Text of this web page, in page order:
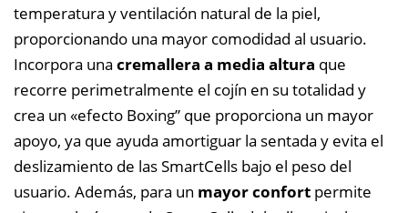
temperatura y ventilación natural de la piel,
proporcionando una mayor comodidad al usuario.
Incorpora una cremallera a media altura que
recorre perimetralmente el cojín en su totalidad y
crea un «efecto Boxing” que proporciona un mayor
apoyo, ya que ayuda amortiguar la sentada y evita el
deslizamiento de las SmartCells bajo el peso del
usuario. Además, para un mayor confort permite